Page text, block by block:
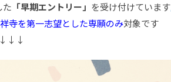
た 「早期エントリー」 を受け付けています
寺を第一志望とした専願のみ対象です
↓↓↓